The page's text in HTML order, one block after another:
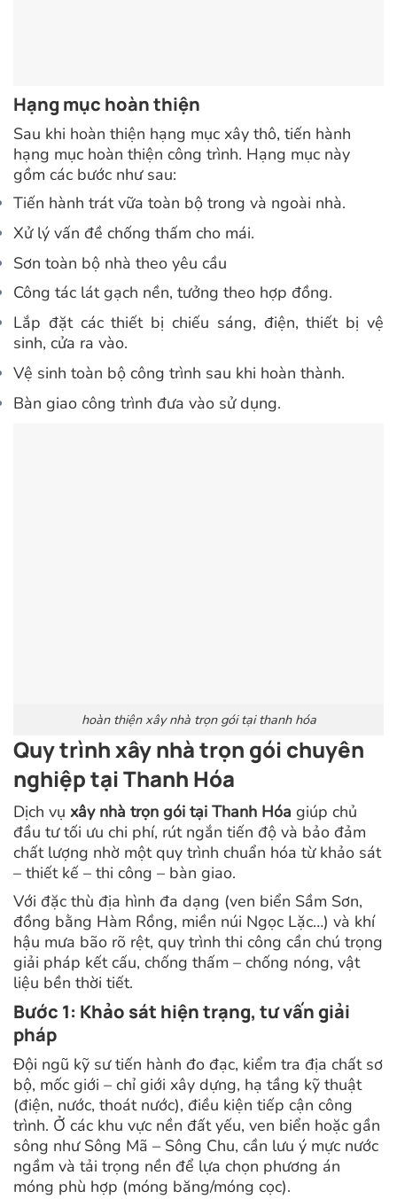
Hạng mục hoàn thiện
Sau khi hoàn thiện hạng mục xây thô, tiến hành
hạng mục hoàn thiện công trình. Hạng mục này
gồm các bước như sau:
Tiến hành trát vữa toàn bộ trong và ngoài nhà.
Xử lý vấn đề chống thấm cho mái.
Sơn toàn bộ nhà theo yêu cầu
Công tác lát gạch nền, tưởng theo hợp đồng.
Lắp đặt các thiết bị chiếu sáng, điện, thiết bị vệ
sinh, cửa ra vào.
Vệ sinh toàn bộ công trình sau khi hoàn thành.
Bàn giao công trình đưa vào sử dụng.
hoàn thiện xây nhà trọn gói tại thanh hóa
Quy trình xây nhà trọn gói chuyên
nghiệp tại Thanh Hóa
Dịch vụ xây nhà trọn gói tại Thanh Hóa giúp chủ
đầu tư tối ưu chi phí, rút ngắn tiến độ và bảo đảm
chất lượng nhờ một quy trình chuẩn hóa từ khảo sát
– thiết kế – thi công – bàn giao.
Với đặc thù địa hình đa dạng (ven biển Sầm Sơn,
đồng bằng Hàm Rồng, miền núi Ngọc Lặc…) và khí
hậu mưa bão rõ rệt, quy trình thi công cần chú trọng
giải pháp kết cấu, chống thấm – chống nóng, vật
liệu bền thời tiết.
Bước 1: Khảo sát hiện trạng, tư vấn giải
pháp
Đội ngũ kỹ sư tiến hành đo đạc, kiểm tra địa chất sơ
bộ, mốc giới – chỉ giới xây dựng, hạ tầng kỹ thuật
(điện, nước, thoát nước), điều kiện tiếp cận công
trình. Ở các khu vực nền đất yếu, ven biển hoặc gần
sông như Sông Mã – Sông Chu, cần lưu ý mực nước
ngầm và tải trọng nền để lựa chọn phương án
móng phù hợp (móng băng/móng cọc).